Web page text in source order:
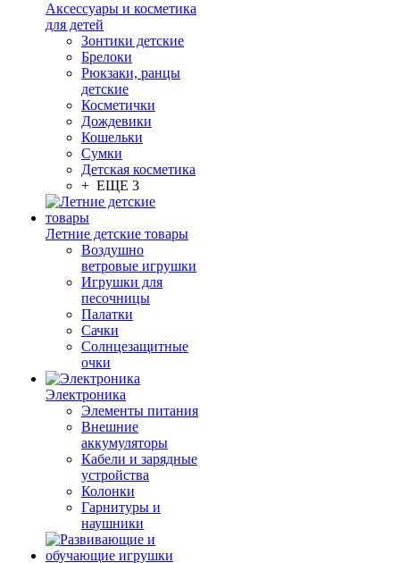
Аксессуары и косметика
для детей
Зонтики детские
Брелоки
Рюкзаки, ранцы
детские
Косметички
Дождевики
Кошельки
Сумки
Детская косметика
+ ЕЩЕ 3
Летние детские товары
Воздушно
ветровые игрушки
Игрушки для
песочницы
Палатки
Сачки
Солнцезащитные
очки
Электроника
Элементы питания
Внешние
аккумуляторы
Кабели и зарядные
устройства
Колонки
Гарнитуры и
наушники